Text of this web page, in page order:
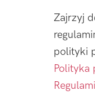
Zajrzyj
polityki
Polityka